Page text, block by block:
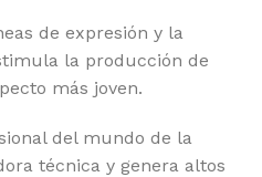
de expresión y la
la producción de
más joven.
del mundo de la
técnica y genera altos